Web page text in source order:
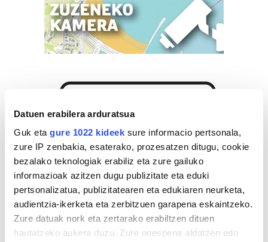
Datuen erabilera arduratsua
Guk eta gure 1022 kideek sure informacio pertsonala,
zure IP zenbakia, esaterako, prozesatzen ditugu, cookie
bezalako teknologiak erabiliz eta zure gailuko
informazioak azitzen dugu publizitate eta eduki
pertsonalizatua, publizitatearen eta edukiaren neurketa,
audientzia-ikerketa eta zerbitzuen garapena eskaintzeko.
Zure datuak nork eta zertarako erabiltzen dituen
hautatzeko aukera duzu. Zure onespena aldatzen edo